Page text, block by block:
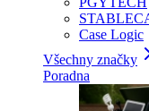
Case Logic
Všechny značky
Poradna